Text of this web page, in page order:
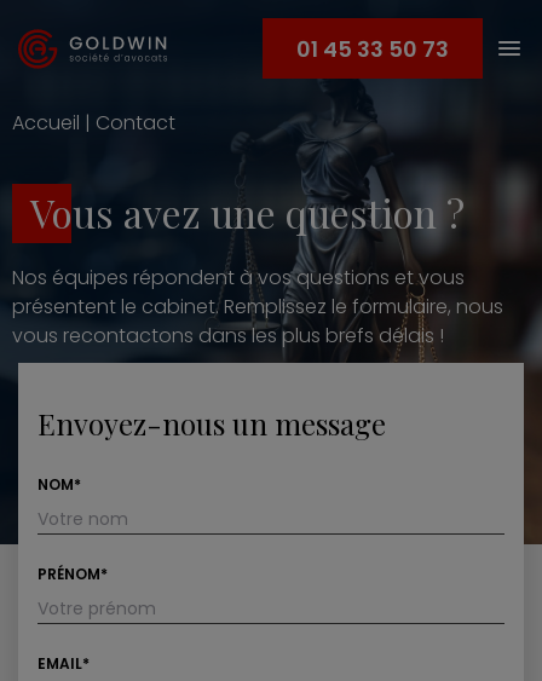
01 45 33 50 73
Accueil | Contact
Vous avez une question ?
Nos équipes répondent à vos questions et vous
présentent le cabinet. Remplissez le formulaire, nous
vous recontactons dans les plus brefs délais !
Envoyez-nous un message
NOM*
PRÉNOM*
EMAIL*